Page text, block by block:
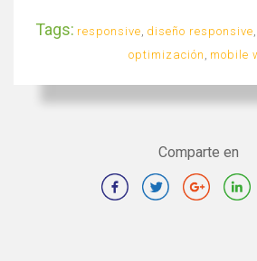
Tags: responsive, diseño responsive,
optimización , mobile
Comparte en